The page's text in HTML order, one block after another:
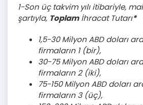
1-Son üç takvim yılı itibariyle,
şartıyla, Toplamİhracat Tutarı*
1,5-30 Milyon ABD doları
firmaların 1 (bir),
30-75 Milyon ABD doları
firmaların 2 (iki),
75-150 Milyon ABD doları
firmaların 3 (üç),